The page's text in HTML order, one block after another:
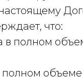
что:
полном